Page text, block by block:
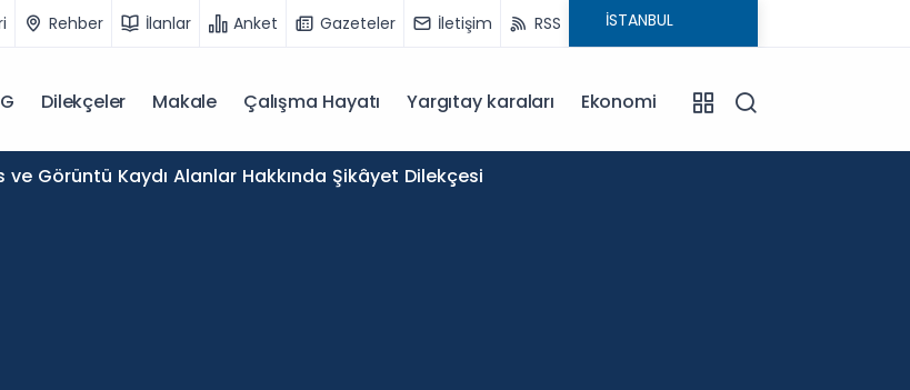
Rehber İlanlar Anket Gazeteler İletişim RSS
Dilekçeler Makale Çalışma Hayatı Yargıtay karaları Ekonomi
ve Görüntü Kaydı Alanlar Hakkında Şikâyet Dilekçesi